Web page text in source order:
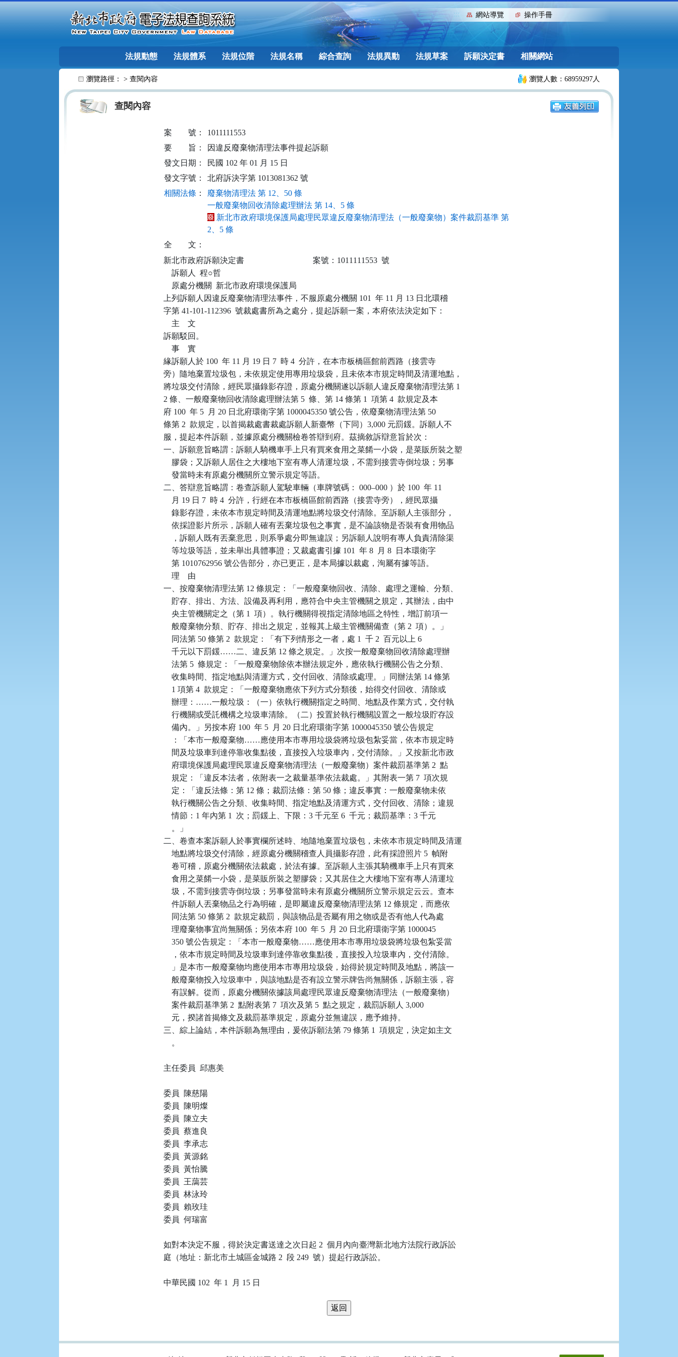
::: 網站導覽 操作手冊
法規動態 法規體系 法規位階 法規名稱 綜合查詢 法規異動 法規草案 訴願決定書 相關網站
瀏覽路徑： > 查閱內容 瀏覽人數：68959297人
查閱內容
案 號：
1011111553
要
旨：
因違反廢棄物清理法事件提起訴願
發文日期：
民國 102 年 01 月 15 日
發文字號：
北府訴決字第 1013081362 號
相關法條 ：
廢棄物清理法 第 12、50 條
一般廢棄物回收清除處理辦法 第 14、5 條
新北市政府環境保護局處理民眾違反廢棄物清理法（一般廢棄物）案件裁罰基準 第
2、5 條
全
文：
新北市政府訴願決定書                                  案號：1011111553  號
    訴願人  程○哲
    原處分機關  新北市政府環境保護局
上列訴願人因違反廢棄物清理法事件，不服原處分機關 101  年 11 月 13 日北環稽
字第 41-101-112396  號裁處書所為之處分，提起訴願一案，本府依法決定如下：
    主    文
訴願駁回。
    事    實
緣訴願人於 100  年 11 月 19 日 7  時 4  分許，在本市板橋區館前西路（接雲寺
旁）隨地棄置垃圾包，未依規定使用專用垃圾袋，且未依本市規定時間及清運地點，
將垃圾交付清除，經民眾攝錄影存證，原處分機關遂以訴願人違反廢棄物清理法第 1
2 條、一般廢棄物回收清除處理辦法第 5  條、第 14 條第 1  項第 4  款規定及本
府 100  年 5  月 20 日北府環衛字第 1000045350 號公告，依廢棄物清理法第 50
條第 2  款規定，以首揭裁處書裁處訴願人新臺幣（下同）3,000 元罰鍰。訴願人不
服，提起本件訴願，並據原處分機關檢卷答辯到府。茲摘敘訴辯意旨於次：
一、訴願意旨略謂：訴願人騎機車手上只有買來食用之菜餚一小袋，是菜販所裝之塑
    膠袋；又訴願人居住之大樓地下室有專人清運垃圾，不需到接雲寺倒垃圾；另事
    發當時未有原處分機關所立警示規定等語。
二、答辯意旨略謂：卷查訴願人駕駛車輛（車牌號碼： 000–000 ）於 100  年 11
    月 19 日 7  時 4  分許，行經在本市板橋區館前西路（接雲寺旁），經民眾攝
    錄影存證，未依本市規定時間及清運地點將垃圾交付清除。至訴願人主張部分，
    依採證影片所示，訴願人確有丟棄垃圾包之事實，是不論該物是否裝有食用物品
    ，訴願人既有丟棄意思，則系爭處分即無違誤；另訴願人說明有專人負責清除渠
    等垃圾等語，並未舉出具體事證；又裁處書引據 101  年 8  月 8  日本環衛字
    第 1010762956 號公告部分，亦已更正，是本局據以裁處，洵屬有據等語。
    理    由
一、按廢棄物清理法第 12 條規定：「一般廢棄物回收、清除、處理之運輸、分類、
    貯存、排出、方法、設備及再利用，應符合中央主管機關之規定，其辦法，由中
    央主管機關定之（第 1  項）。執行機關得視指定清除地區之特性，增訂前項一
    般廢棄物分類、貯存、排出之規定，並報其上級主管機關備查（第 2  項）。」
    同法第 50 條第 2  款規定：「有下列情形之一者，處 1  千 2  百元以上 6
    千元以下罰鍰……二、違反第 12 條之規定。」次按一般廢棄物回收清除處理辦
    法第 5  條規定：「一般廢棄物除依本辦法規定外，應依執行機關公告之分類、
    收集時間、指定地點與清運方式，交付回收、清除或處理。」同辦法第 14 條第
    1 項第 4  款規定：「一般廢棄物應依下列方式分類後，始得交付回收、清除或
    辦理：……一般垃圾：（一）依執行機關指定之時間、地點及作業方式，交付執
    行機關或受託機構之垃圾車清除。（二）投置於執行機關設置之一般垃圾貯存設
    備內。」另按本府 100  年 5  月 20 日北府環衛字第 1000045350 號公告規定
    ：「本市一般廢棄物……應使用本市專用垃圾袋將垃圾包紮妥當，依本市規定時
    間及垃圾車到達停靠收集點後，直接投入垃圾車內，交付清除。」又按新北市政
    府環境保護局處理民眾違反廢棄物清理法（一般廢棄物）案件裁罰基準第 2  點
    規定：「違反本法者，依附表一之裁量基準依法裁處。」其附表一第 7  項次規
    定：「違反法條：第 12 條；裁罰法條：第 50 條；違反事實：一般廢棄物未依
    執行機關公告之分類、收集時間、指定地點及清運方式，交付回收、清除；違規
    情節：1 年內第 1  次；罰鍰上、下限：3 千元至 6  千元；裁罰基準：3 千元
    。」
二、卷查本案訴願人於事實欄所述時、地隨地棄置垃圾包，未依本市規定時間及清運
    地點將垃圾交付清除，經原處分機關稽查人員攝影存證，此有採證照片 5  幀附
    卷可稽，原處分機關依法裁處，於法有據。至訴願人主張其騎機車手上只有買來
    食用之菜餚一小袋，是菜販所裝之塑膠袋；又其居住之大樓地下室有專人清運垃
    圾，不需到接雲寺倒垃圾；另事發當時未有原處分機關所立警示規定云云。查本
    件訴願人丟棄物品之行為明確，是即屬違反廢棄物清理法第 12 條規定，而應依
    同法第 50 條第 2  款規定裁罰，與該物品是否屬有用之物或是否有他人代為處
    理廢棄物事宜尚無關係；另依本府 100  年 5  月 20 日北府環衛字第 1000045
    350 號公告規定：「本市一般廢棄物……應使用本市專用垃圾袋將垃圾包紮妥當
    ，依本市規定時間及垃圾車到達停靠收集點後，直接投入垃圾車內，交付清除。
    」是本市一般廢棄物均應使用本市專用垃圾袋，始得於規定時間及地點，將該一
    般廢棄物投入垃圾車中，與該地點是否有設立警示牌告尚無關係，訴願主張，容
    有誤解。從而，原處分機關依據該局處理民眾違反廢棄物清理法（一般廢棄物）
    案件裁罰基準第 2  點附表第 7  項次及第 5  點之規定，裁罰訴願人 3,000
    元，揆諸首揭條文及裁罰基準規定，原處分並無違誤，應予維持。
三、綜上論結，本件訴願為無理由，爰依訴願法第 79 條第 1  項規定，決定如主文
    。
主任委員  邱惠美
委員  陳慈陽
委員  陳明燦
委員  陳立夫
委員  蔡進良
委員  李承志
委員  黃源銘
委員  黃怡騰
委員  王藹芸
委員  林泳玲
委員  賴玫珪
委員  何瑞富
如對本決定不服，得於決定書送達之次日起 2  個月內向臺灣新北地方法院行政訴訟
庭（地址：新北市土城區金城路 2  段 249  號）提起行政訴訟。